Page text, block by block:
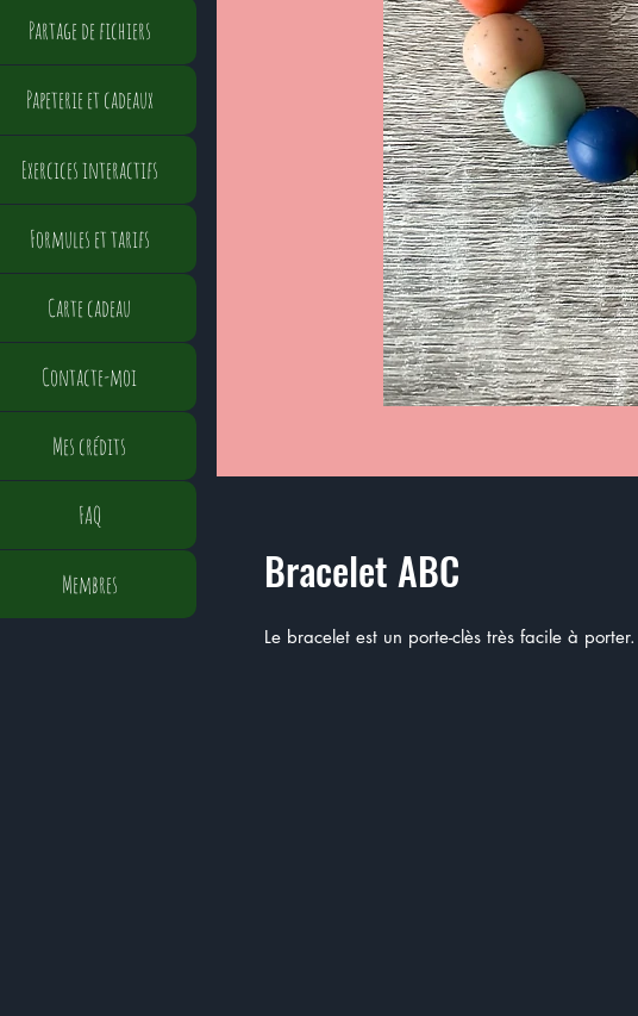
Bracelet ABC
Le bracelet est un porte-clès très facile à porter.
Partage de fichiers
Papeterie et cadeaux
Exercices interactifs
Formules et tarifs
Carte cadeau
Contacte-moi
Mes crédits
FAQ
Membres